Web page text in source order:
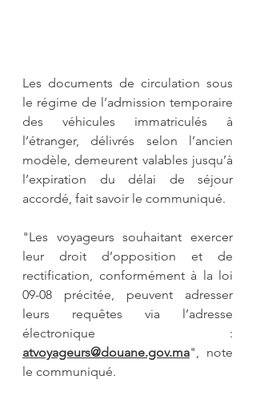
Les documents de circulation sous
le régime de l’admission temporaire
des véhicules immatriculés à
l’étranger, délivrés selon l’ancien
modèle, demeurent valables jusqu’à
l’expiration du délai de séjour
accordé, fait savoir le communiqué.
"Les voyageurs souhaitant exercer
leur droit d’opposition et de
rectification, conformément à la loi
09-08 précitée, peuvent adresser
leurs requêtes via l’adresse
atvoyageurs@douane.gov.ma", note
le communiqué.